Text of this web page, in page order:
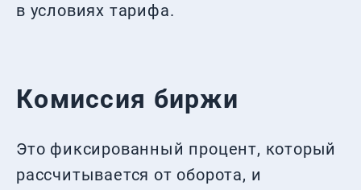
в условиях тарифа.
Комиссия биржи
Это фиксированный процент, который
рассчитывается от оборота, и